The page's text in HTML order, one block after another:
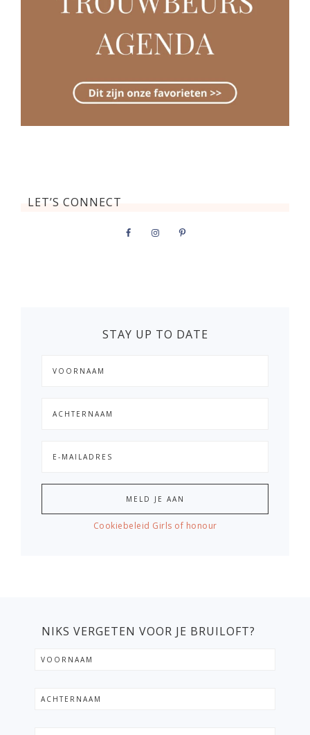
LET’S CONNECT
STAY UP TO DATE
Cookiebeleid Girls of honour
NIKS VERGETEN VOOR JE BRUILOFT?